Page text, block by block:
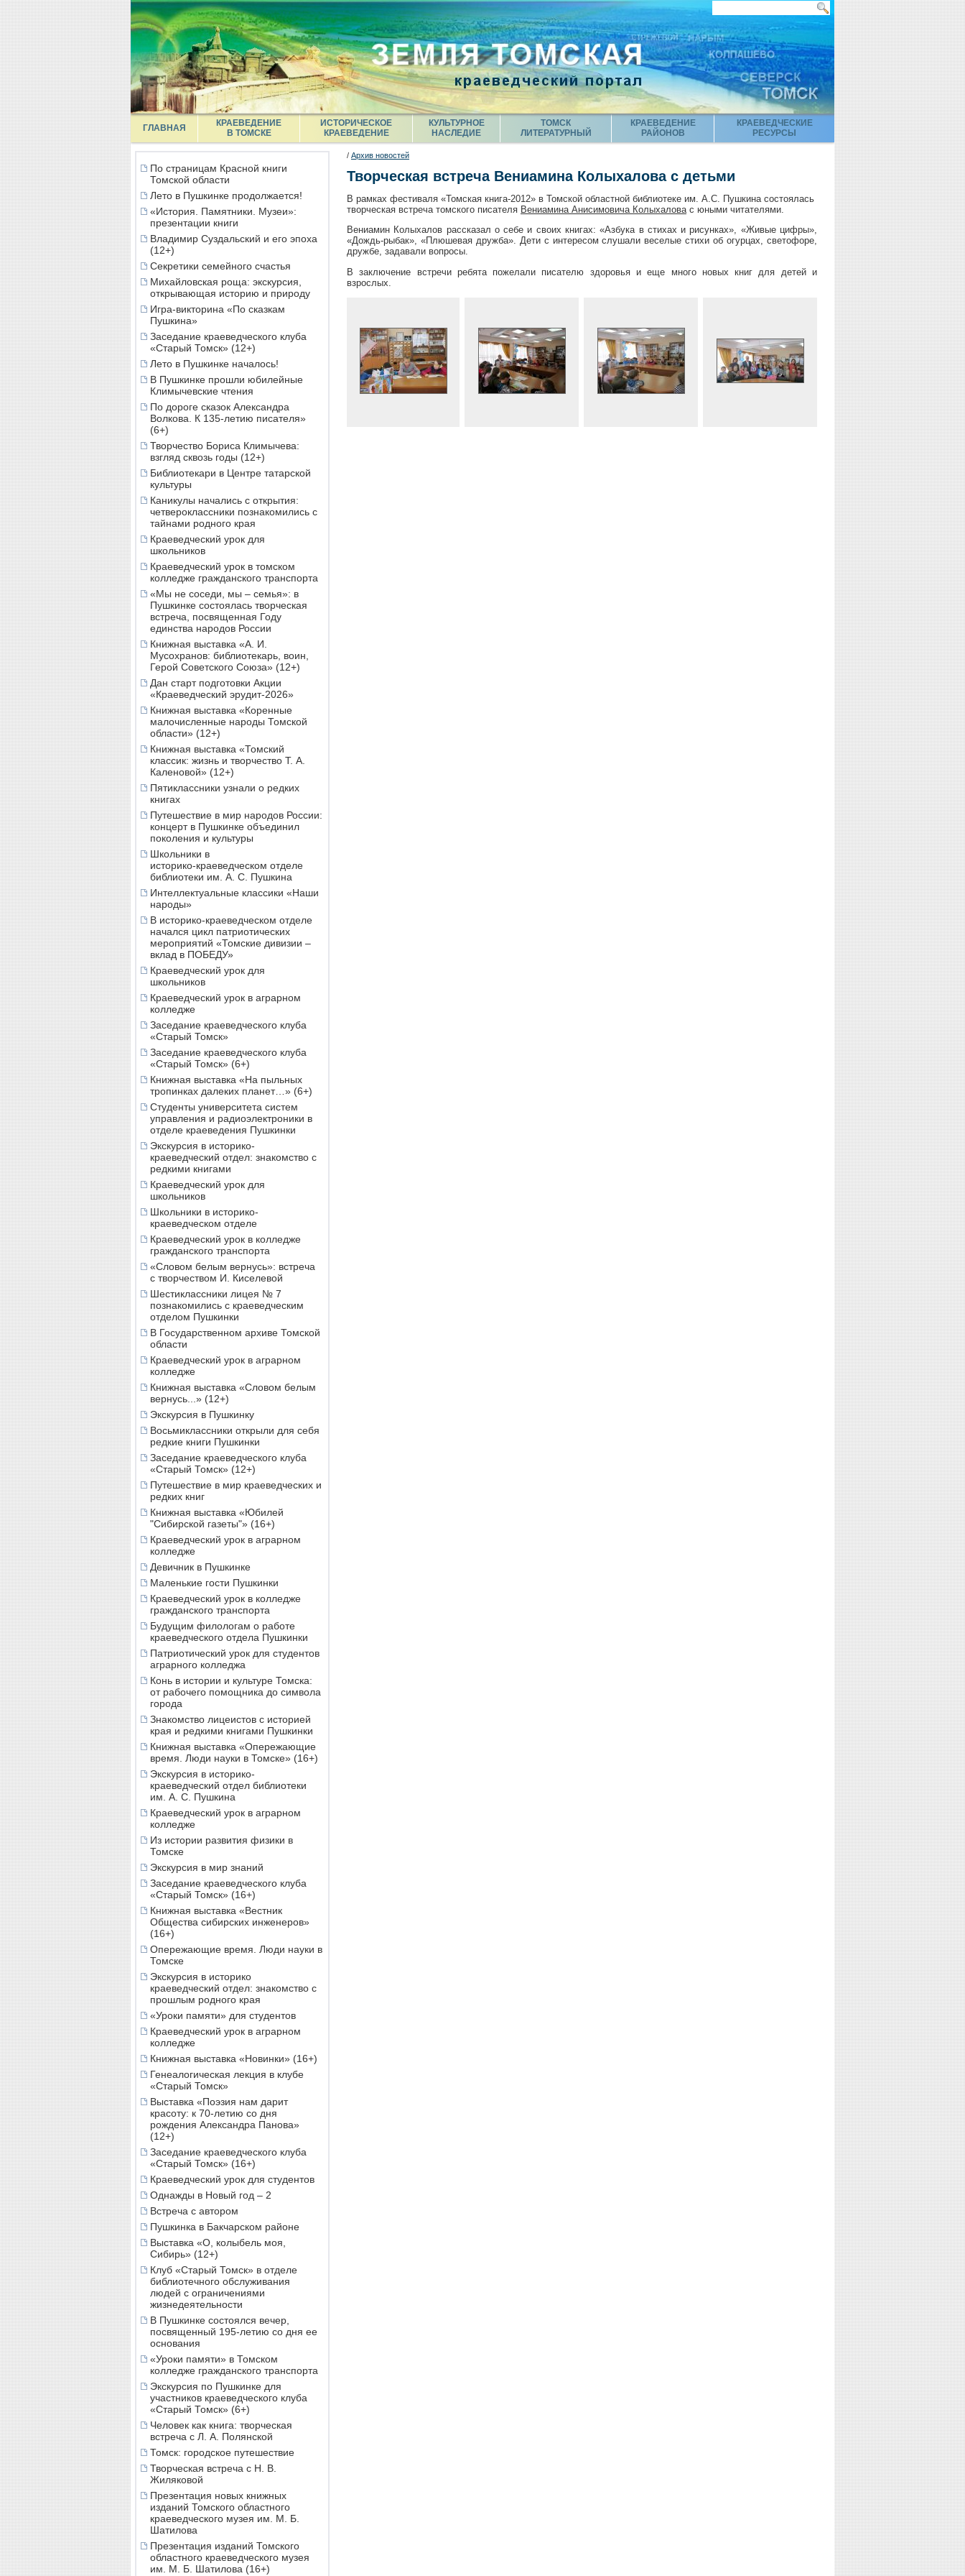
ГЛАВНАЯ
КРАЕВЕДЕНИЕ
В ТОМСКЕ
ИСТОРИЧЕСКОЕ
КРАЕВЕДЕНИЕ
КУЛЬТУРНОЕ
НАСЛЕДИЕ
ТОМСК
ЛИТЕРАТУРНЫЙ
КРАЕВЕДЕНИЕ
РАЙОНОВ
КРАЕВЕДЧЕСКИЕ
РЕСУРСЫ
По страницам Красной книги
Томской области
Лето в Пушкинке продолжается!
«История. Памятники. Музеи»:
презентации книги
Владимир Суздальский и его эпоха
(12+)
Секретики семейного счастья
Михайловская роща: экскурсия,
открывающая историю и природу
Игра-викторина «По сказкам
Пушкина»
Заседание краеведческого клуба
«Старый Томск» (12+)
Лето в Пушкинке началось!
В Пушкинке прошли юбилейные
Климычевские чтения
По дороге сказок Александра
Волкова. К 135-летию писателя»
(6+)
Творчество Бориса Климычева:
взгляд сквозь годы (12+)
Библиотекари в Центре татарской
культуры
Каникулы начались с открытия:
четвероклассники познакомились с
тайнами родного края
Краеведческий урок для
школьников
Краеведческий урок в томском
колледже гражданского транспорта
«Мы не соседи, мы – семья»: в
Пушкинке состоялась творческая
встреча, посвященная Году
единства народов России
Книжная выставка «А. И.
Мусохранов: библиотекарь, воин,
Герой Советского Союза» (12+)
Дан старт подготовки Акции
«Краеведческий эрудит-2026»
Книжная выставка «Коренные
малочисленные народы Томской
области» (12+)
Книжная выставка «Томский
классик: жизнь и творчество Т. А.
Каленовой» (12+)
Пятиклассники узнали о редких
книгах
Путешествие в мир народов России:
концерт в Пушкинке объединил
поколения и культуры
Школьники в
историко‑краеведческом отделе
библиотеки им. А. С. Пушкина
Интеллектуальные классики «Наши
народы»
В историко-краеведческом отделе
начался цикл патриотических
мероприятий «Томские дивизии –
вклад в ПОБЕДУ»
Краеведческий урок для
школьников
Краеведческий урок в аграрном
колледже
Заседание краеведческого клуба
«Старый Томск»
Заседание краеведческого клуба
«Старый Томск» (6+)
Книжная выставка «На пыльных
тропинках далеких планет…» (6+)
Студенты университета систем
управления и радиоэлектроники в
отделе краеведения Пушкинки
Экскурсия в историко-
краеведческий отдел: знакомство с
редкими книгами
Краеведческий урок для
школьников
Школьники в историко-
краеведческом отделе
Краеведческий урок в колледже
гражданского транспорта
«Словом белым вернусь»: встреча
с творчеством И. Киселевой
Шестиклассники лицея № 7
познакомились с краеведческим
отделом Пушкинки
В Государственном архиве Томской
области
Краеведческий урок в аграрном
колледже
Книжная выставка «Словом белым
вернусь...» (12+)
Экскурсия в Пушкинку
Восьмиклассники открыли для себя
редкие книги Пушкинки
Заседание краеведческого клуба
«Старый Томск» (12+)
Путешествие в мир краеведческих и
редких книг
Книжная выставка «Юбилей
"Сибирской газеты"» (16+)
Краеведческий урок в аграрном
колледже
Девичник в Пушкинке
Маленькие гости Пушкинки
Краеведческий урок в колледже
гражданского транспорта
Будущим филологам о работе
краеведческого отдела Пушкинки
Патриотический урок для студентов
аграрного колледжа
Конь в истории и культуре Томска:
от рабочего помощника до символа
города
Знакомство лицеистов с историей
края и редкими книгами Пушкинки
Книжная выставка «Опережающие
время. Люди науки в Томске» (16+)
Экскурсия в историко-
краеведческий отдел библиотеки
им. А. С. Пушкина
Краеведческий урок в аграрном
колледже
Из истории развития физики в
Томске
Экскурсия в мир знаний
Заседание краеведческого клуба
«Старый Томск» (16+)
Книжная выставка «Вестник
Общества сибирских инженеров»
(16+)
Опережающие время. Люди науки в
Томске
Экскурсия в историко
краеведческий отдел: знакомство с
прошлым родного края
«Уроки памяти» для студентов
Краеведческий урок в аграрном
колледже
Книжная выставка «Новинки» (16+)
Генеалогическая лекция в клубе
«Старый Томск»
Выставка «Поэзия нам дарит
красоту: к 70-летию со дня
рождения Александра Панова»
(12+)
Заседание краеведческого клуба
«Старый Томск» (16+)
Краеведческий урок для студентов
Однажды в Новый год – 2
Встреча с автором
Пушкинка в Бакчарском районе
Выставка «О, колыбель моя,
Сибирь» (12+)
Клуб «Старый Томск» в отделе
библиотечного обслуживания
людей с ограничениями
жизнедеятельности
В Пушкинке состоялся вечер,
посвященный 195-летию со дня ее
основания
«Уроки памяти» в Томском
колледже гражданского транспорта
Экскурсия по Пушкинке для
участников краеведческого клуба
«Старый Томск» (6+)
Человек как книга: творческая
встреча с Л. А. Полянской
Томск: городское путешествие
Творческая встреча с Н. В.
Жиляковой
Презентация новых книжных
изданий Томского областного
краеведческого музея им. М. Б.
Шатилова
Презентация изданий Томского
областного краеведческого музея
им. М. Б. Шатилова (16+)
/ Архив новостей
Творческая встреча Вениамина Колыхалова с детьми
В рамках фестиваля «Томская книга-2012» в Томской областной библиотеке им. А.С. Пушкина состоялась
творческая встреча томского писателя Вениамина Анисимовича Колыхаловас юными читателями.
Вениамин Колыхалов рассказал о себе и своих книгах: «Азбука в стихах и рисунках», «Живые цифры»,
«Дождь-рыбак», «Плюшевая дружба». Дети с интересом слушали веселые стихи об огурцах, светофоре,
дружбе, задавали вопросы.
В заключение встречи ребята пожелали писателю здоровья и еще много новых книг для детей и
взрослых.